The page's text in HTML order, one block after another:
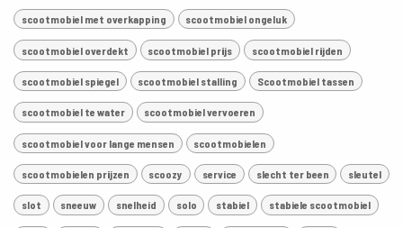
scootmobiel met overkapping scootmobiel ongeluk
scootmobiel overdekt scootmobiel prijs scootmobiel rijden
scootmobiel spiegel scootmobiel stalling Scootmobiel tassen
scootmobiel te water scootmobiel vervoeren
scootmobiel voor lange mensen scootmobielen
scootmobielen prijzen scoozy service slecht ter been sleutel
slot sneeuw snelheid solo stabiel stabiele scootmobiel